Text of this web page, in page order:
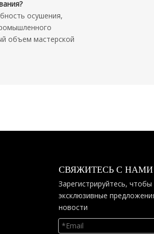
осушения,
объем мастерской
СВЯЖИТЕСЬ С НАМИ
Зарегистрируйтесь,
эксклюзивные
новости